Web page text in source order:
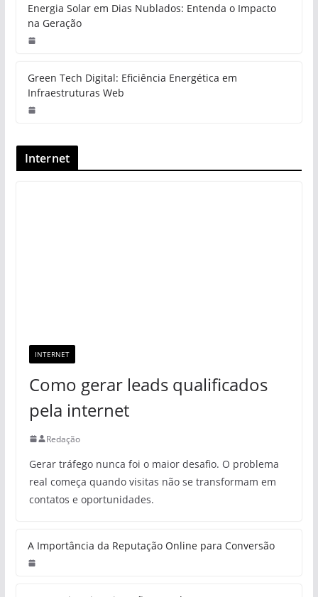
Energia Solar em Dias Nublados: Entenda o Impacto
na Geração
Green Tech Digital: Eficiência Energética em
Infraestruturas Web
Internet
INTERNET
Como gerar leads qualificados
pela internet
Redação
Gerar tráfego nunca foi o maior desafio. O problema
real começa quando visitas não se transformam em
contatos e oportunidades.
A Importância da Reputação Online para Conversão